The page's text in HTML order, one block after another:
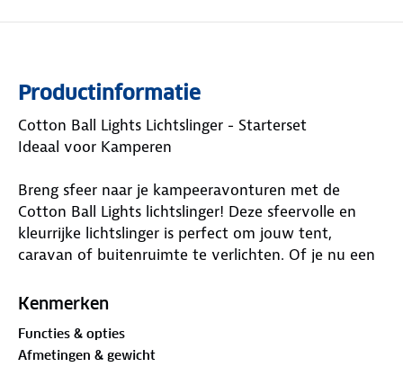
Productinformatie
Cotton Ball Lights Lichtslinger - Starterset
Ideaal voor Kamperen
Breng sfeer naar je kampeeravonturen met de
Cotton Ball Lights lichtslinger! Deze sfeervolle en
kleurrijke lichtslinger is perfect om jouw tent,
caravan of buitenruimte te verlichten. Of je nu een
tent net dat beetje extra wilt geven, de Cotton Ball
functionaliteit en stijl.
Kenmerken
Functies & opties
Afmetingen & gewicht